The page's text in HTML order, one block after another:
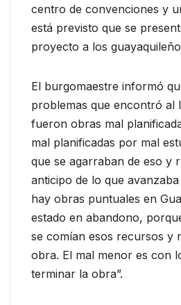
centro de convenciones y
está previsto que se
proyecto a los
El burgomaestre informó
problemas que encontró al
fueron obras mal
mal planificadas por mal
que se agarraban de eso y
anticipo de lo que
hay obras puntuales en
estado en abandono,
se comían esos recursos y
obra. El mal menor es con
terminar la obra”.